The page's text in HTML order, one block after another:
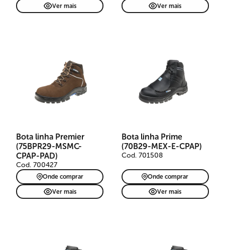
Ver mais Ver mais
Bota de segurança Premier
em couro nubuck marrom
claro, indicada para
passadores em nylon,
biqueira composite,
refletivos, TPU Anti-Torsion,
solado PU bidensidade e
palmilha resistência à
perfuração. CA 41830.
Bota linha Premier
(75BPR29-MSMC-
CPAP-PAD)
Cod. 700427
Onde comprar
Ver mais
Bota linha Prime
(70B29-MEX-E-CPAP)
Cod. 701508
Onde comprar
Ver mais